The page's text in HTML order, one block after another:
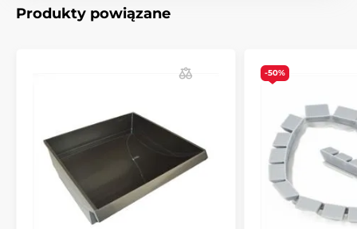
Produkty powiązane
-50%